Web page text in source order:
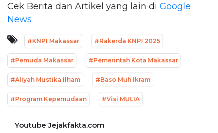
Cek Berita dan Artikel yang lain di Google
News
#KNPI Makassar #Rakerda KNPI 2025
#Pemuda Makassar #Pemerintah Kota Makassar
#Aliyah Mustika Ilham #Baso Muh Ikram
#Program Kepemudaan #Visi MULIA
Youtube Jejakfakta.com